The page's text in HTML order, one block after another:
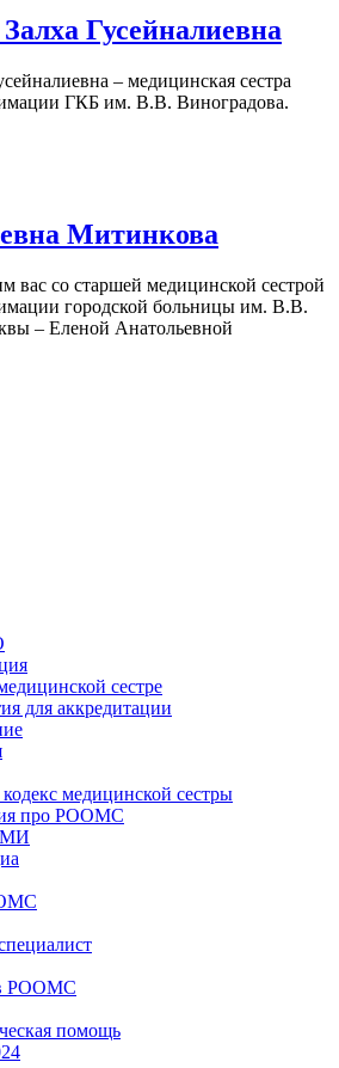
Гусейналиевна
– медицинская сестра
ГКБ им. В.В. Виноградова.
Митинкова
вас со старшей медицинской сестрой
городской больницы им. В.В.
– Еленой Анатольевной
сестре
для аккредитации
медицинской сестры
про РООМС
РООМС
помощь